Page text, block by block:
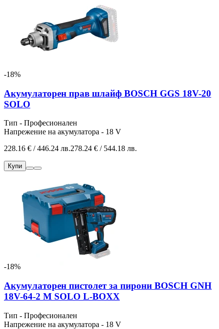
-18%
Акумулаторен прав шлайф BOSCH GGS 18V-20
SOLO
Тип - Професионален
Напрежение на акумулатора - 18 V
228.16 € / 446.24 лв.278.24 € / 544.18 лв.
Купи
-18%
Акумулаторен пистолет за пирони BOSCH GNH
18V-64-2 M SOLO L-BOXX
Тип - Професионален
Напрежение на акумулатора - 18 V